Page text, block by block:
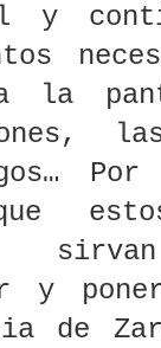
y
la
Por
y
de